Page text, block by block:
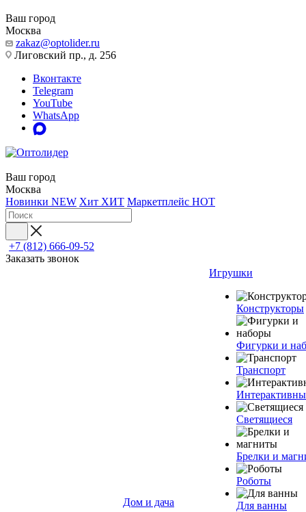
Ваш город
Москва
zakaz@optolider.ru
Лиговский пр., д. 256
Вконтакте
Telegram
YouTube
WhatsApp
Ваш город
Москва
Новинки NEW Хит ХИТ Маркетплейс HOT
+7 (812) 666-09-52
Заказать звонок
Дом и дача
Игрушки
Конструкторы
Фигурки и
Транспорт
Светящиеся
Брелки и
Роботы
Для ванны